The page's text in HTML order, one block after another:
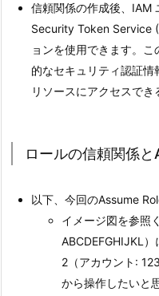
信頼関係の作成後、IAM
Security Token Service
ョンを使用できます。
的なセキュリティ認証情
リソースにアクセスでき
ロールの信頼関係
以下、今回のAssume
イメージ図を参照
ABCDEFGHIJKL
2（アカウント:
から操作したいと